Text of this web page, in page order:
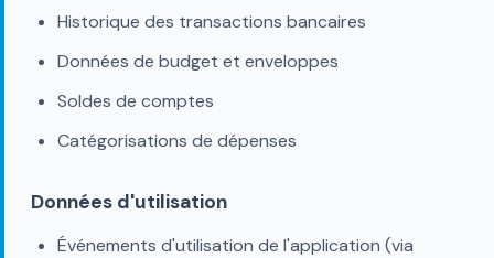
Historique des transactions bancaires
Données de budget et enveloppes
Soldes de comptes
Catégorisations de dépenses
Données d'utilisation
Événements d'utilisation de l'application (via